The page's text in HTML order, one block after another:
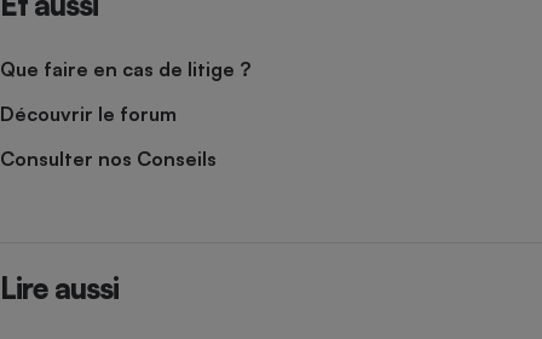
Que faire en cas de litige ?
Découvrir le forum
Consulter nos Conseils
Lire aussi